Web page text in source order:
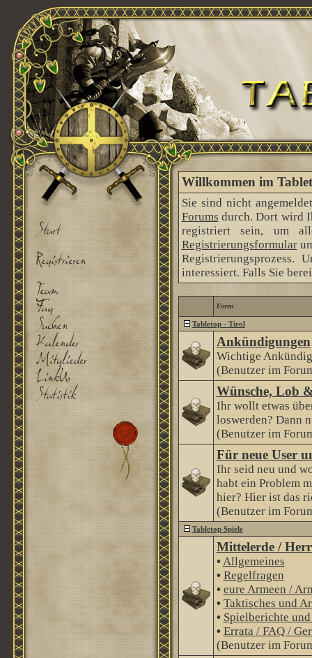
Willkommen im
Sie sind nicht
Forums durch. Dort wird
registriert sein, um
Registrierungsformular
Registrierungsprozess.
interessiert. Falls Sie
Foren
Tabletop - Tirol
Ankündigungen
Wichtige
(Benutzer im
Wünsche, Lob
Ihr wollt etwas
loswerden? Dann
(Benutzer im
Für neue User
Ihr seid neu und
habt ein Problem
hier? Hier ist das
(Benutzer im
Tabletop Spiele
Mittelerde /
•Allgemeines
• Regelfragen
• eure Armeen /
• Taktisches und
• Spielberichte
• Errata / FAQ /
(Benutzer im